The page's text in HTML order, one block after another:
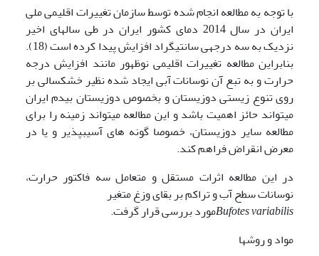
با توجه به مطالعه انجام شده توسط سازمان تغییرات اقلیمی ملی
ایران در سال 2014 دمای کشور ایران در طی سال­های اخیر
نزدیک به سه درجه­ی سانتی­گراد افزایش پیدا کرده است (18).
بنابراین مطالعه تغییرات اقلیمی نوظهور مانند افزایش درجه
حرارت و به تبع آن نوسانات آبی ایجاد شده نظیر خشکسالی بر
روی تنوع­ زیستی دوزیستان و بخصوص دوزیستان بی­دم ایران
می­تواند حائز اهمیت باشد و این مطالعه می­تواند زمینه را برای
مطالعه سایر دوزیستان، خصوصا گونه های آسیب­پذیر و یا در
معرض انقراض فراهم کند.
در این مطالعه اثرات مستقل و متعامل سه فاکتور حرارت،
نوسانات سطح آب و تراکم بر بقای وزغ متغیر
Bufotesvariabilis
مورد بررسی قرار گرفت.
مواد و روشها